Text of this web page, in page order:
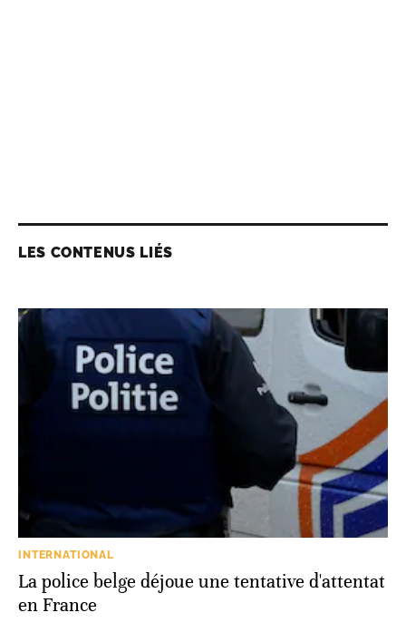
LES CONTENUS LIÉS
INTERNATIONAL
La police belge déjoue une tentative d'attentat
en France